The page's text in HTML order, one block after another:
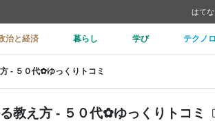
はて
治と経済 暮らし 学び テクノ
- ５０代✿ゆっくりトコミ
教え方 - ５０代✿ゆっくりトコミ